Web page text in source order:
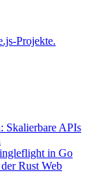
Projekte.
Skalierbare APIs
in Go
Rust Web